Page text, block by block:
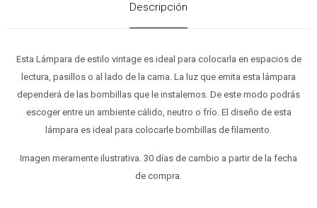
Descripción
Esta Lámpara de estilo vintage es ideal para colocarla en espacios de
lectura, pasillos o al lado de la cama. La luz que emita esta lámpara
dependerá de las bombillas que le instalemos. De este modo podrás
escoger entre un ambiente cálido, neutro o frío. El diseño de esta
lámpara es ideal para colocarle bombillas de filamento.
Imagen meramente ilustrativa. 30 días de cambio a partir de la fecha
de compra.